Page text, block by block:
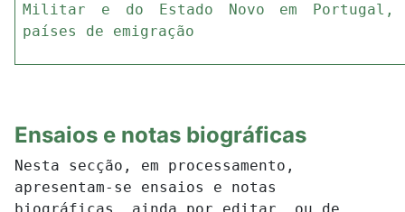
Militar e do Estado Novo em
países de emigração
Ensaios e notas biográficas
Nesta secção, em processamento,
apresentam-se ensaios e notas